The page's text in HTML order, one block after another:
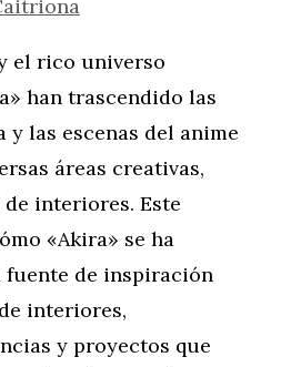
el rico universo
han trascendido las
y las escenas del anime
áreas creativas,
interiores. Este
«Akira» se ha
fuente de inspiración
interiores,
y proyectos que